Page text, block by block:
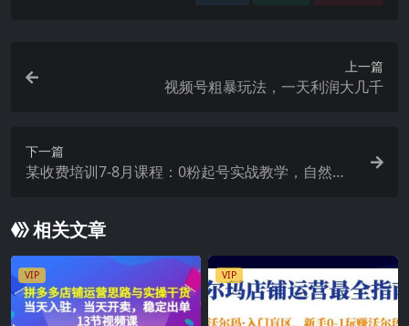
上一篇
视频号粗暴玩法，一天利润大几千
下一篇
某收费培训7-8月课程：0粉起号实战教学，自然流
相关文章
VIP VIP